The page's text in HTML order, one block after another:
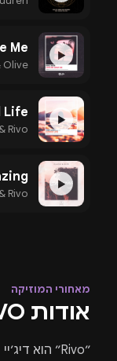
▶
Me
Olive
▶
Life
Rivo
▶
Rivo
מאחורי המוזיקה
אודות RIVO